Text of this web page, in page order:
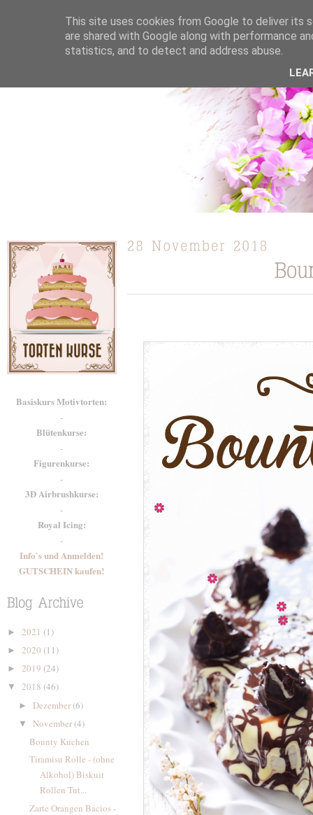
ÜBER MICH KOOPERATION TORTEN / KUCHEN /
Basiskurs Motivtorten:
-
Blütenkurse:
-
Figurenkurse:
-
3D Airbrushkurse:
-
Royal Icing:
-
Info`s und Anmelden!
GUTSCHEIN kaufen!
► 2021 (1)
► 2020 (11)
► 2019 (24)
▼ 2018 (46)
► Dezember(6)
▼ November(4)
Bounty Kuchen
Tiramisu Rolle - (ohne
Alkohol) Biskuit
Rollen Tut...
Zarte Orangen Bacios -
This site uses cookies from Google to deliver its
are shared with Google along with performance
statistics, and to detect and address abuse.